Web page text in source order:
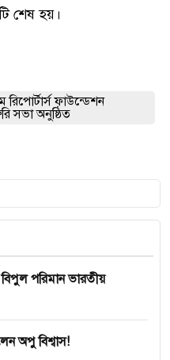
শেষ হয়।
রিপোর্টার্স ফাউন্ডেশন
সভা অনুষ্ঠিত
বিপুল পরিমান ভারতীয়
অপু বিশ্বাস!